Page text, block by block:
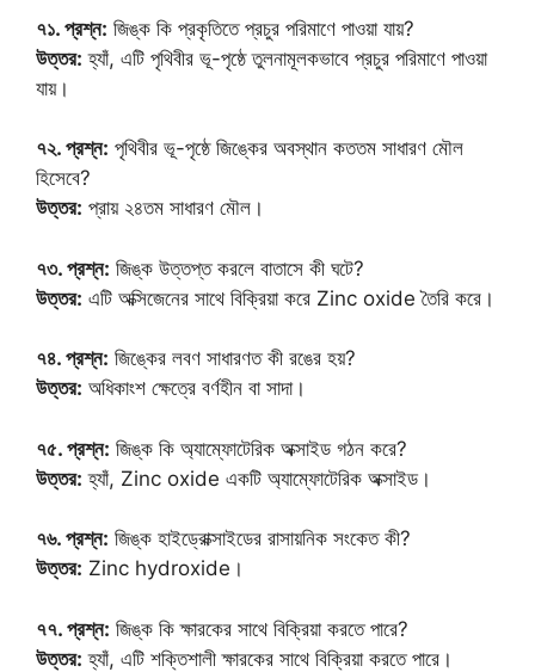
৭১. প্রশ্ন: জিঙ্ক কি প্রকৃতিতে প্রচুর পরিমাণে পাওয়া যায়?
উত্তর: হ্যাঁ, এটি পৃথিবীর ভূ-পৃষ্ঠে তুলনামূলকভাবে প্রচুর পরিমাণে পাওয়া
যায়।
৭২. প্রশ্ন: পৃথিবীর ভূ-পৃষ্ঠে জিঙ্কের অবস্থান কততম সাধারণ মৌল
হিসেবে?
উত্তর: প্রায় ২৪তম সাধারণ মৌল।
৭৩. প্রশ্ন: জিঙ্ক উত্তপ্ত করলে বাতাসে কী ঘটে?
উত্তর: এটি অক্সিজেনের সাথে বিক্রিয়া করে Zinc oxide তৈরি করে।
৭৪. প্রশ্ন: জিঙ্কের লবণ সাধারণত কী রঙের হয়?
উত্তর: অধিকাংশ ক্ষেত্রে বর্ণহীন বা সাদা।
৭৫. প্রশ্ন: জিঙ্ক কি অ্যাম্ফোটেরিক অক্সাইড গঠন করে?
উত্তর: হ্যাঁ, Zinc oxide একটি অ্যাম্ফোটেরিক অক্সাইড।
৭৬. প্রশ্ন: জিঙ্ক হাইড্রোক্সাইডের রাসায়নিক সংকেত কী?
উত্তর: Zinc hydroxide।
৭৭. প্রশ্ন: জিঙ্ক কি ক্ষারকের সাথে বিক্রিয়া করতে পারে?
উত্তর: হ্যাঁ, এটি শক্তিশালী ক্ষারকের সাথে বিক্রিয়া করতে পারে।